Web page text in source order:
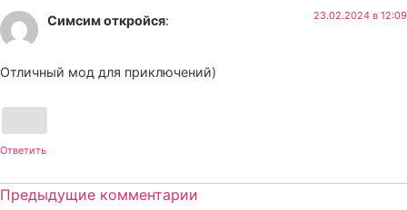
Симсим откройся: 23.02.2024 в 12:09
Отличный мод для приключений)
Ответить
Предыдущие комментарии